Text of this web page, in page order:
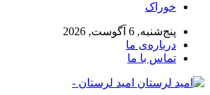
خوراک
پنج‌شنبه, 6 آگوست, 2026
درباره‌ی ما
تماس با ما
امید لرستان -